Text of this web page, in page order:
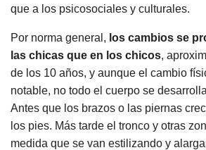
que a los psicosociales y culturales.
Por norma general, los cambios se
las chicas que en los chicos,
de los 10 años, y aunque el cambio
notable, no todo el cuerpo se
Antes que los brazos o las piernas
los pies. Más tarde el tronco y otras
medida que se van estilizando y